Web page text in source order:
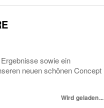
sowie ein
neuen schönen Concept
Wird geladen...